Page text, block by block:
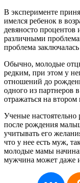
В эксперименте
имелся ребенок в
девяносто процентов
различными
проблема
Обычно, молодые
редким, при этом у
отношений до
одного из партнеров
отражаться на втором
Ученые настоятельно
после рождения
учитывать его
что у нее есть муж,
молодые мамы
мужчина может даже